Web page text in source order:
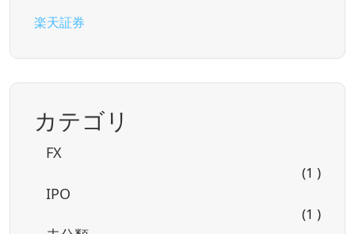
楽天証券
カテゴリ
FX
(1 )
IPO
(1 )